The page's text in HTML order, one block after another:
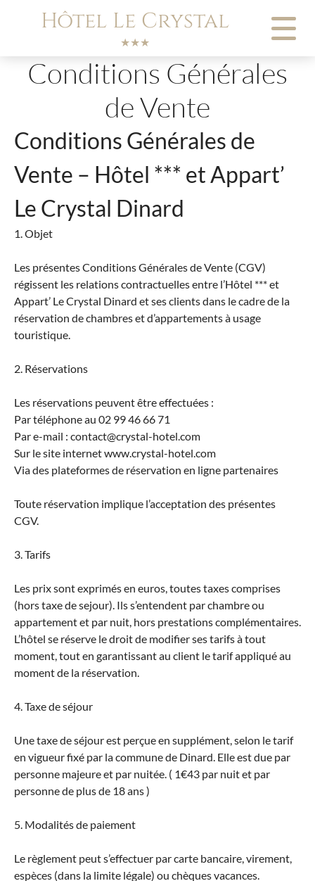
Hôtel Le Crystal
★★★
Conditions Générales
de Vente
Conditions Générales de
Vente – Hôtel *** et Appart’
Le Crystal Dinard
1. Objet
Les présentes Conditions Générales de Vente (CGV)
régissent les relations contractuelles entre l’Hôtel *** et
Appart’ Le Crystal Dinard et ses clients dans le cadre de la
réservation de chambres et d’appartements à usage
touristique.
2. Réservations
Les réservations peuvent être effectuées :
Par téléphone au 02 99 46 66 71
Par e-mail : contact@crystal-hotel.com
Sur le site internet www.crystal-hotel.com
Via des plateformes de réservation en ligne partenaires
Toute réservation implique l’acceptation des présentes
CGV.
3. Tarifs
Les prix sont exprimés en euros, toutes taxes comprises
(hors taxe de sejour). Ils s’entendent par chambre ou
appartement et par nuit, hors prestations complémentaires.
L’hôtel se réserve le droit de modifier ses tarifs à tout
moment, tout en garantissant au client le tarif appliqué au
moment de la réservation.
4. Taxe de séjour
Une taxe de séjour est perçue en supplément, selon le tarif
en vigueur fixé par la commune de Dinard. Elle est due par
personne majeure et par nuitée. ( 1€43 par nuit et par
personne de plus de 18 ans )
5. Modalités de paiement
Le règlement peut s’effectuer par carte bancaire, virement,
espèces (dans la limite légale) ou chèques vacances.